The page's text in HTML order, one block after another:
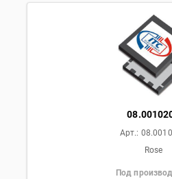
Арт.:
Rose
Под